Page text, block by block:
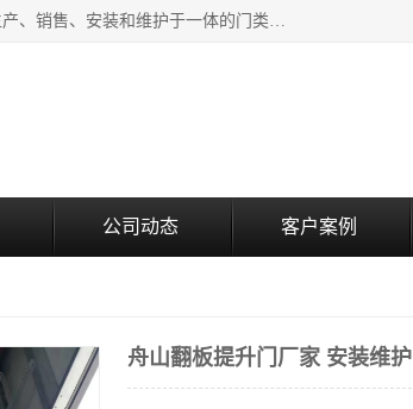
安徽奇道智能门业有限公司是隔音门厂家主营合肥快速门、电动提升门等产品；是一家集生产、销售、安装和维护于一体的门类产品供应商，公司拥有二十多名技术人员。产品种类丰富，各项性能均符合设计要求，可广泛应用于各行各业。的服务团队，24小时服务。
公司动态 客户案例
舟山翻板提升门厂家 安装维护